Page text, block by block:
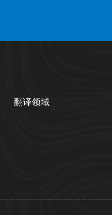
翻译领域